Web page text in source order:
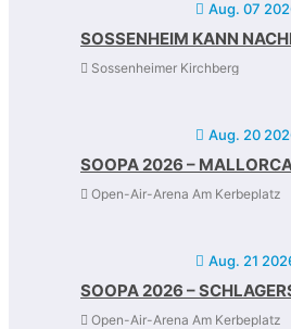
Aug. 07
SOSSENHEIM KANN
Sossenheimer Kirchberg
Aug. 20
SOOPA 2026 –
Open-Air-Arena Am Kerbeplatz
Aug. 21
SOOPA 2026 –
Open-Air-Arena Am Kerbeplatz